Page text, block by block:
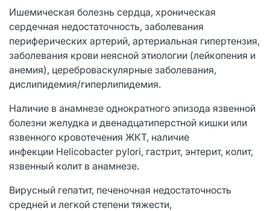
Ишемическая болезнь сердца, хроническая
сердечная недостаточность, заболевания
периферических артерий, артериальная гипертензия,
заболевания крови неясной этиологии (лейкопения и
анемия), цереброваскулярные заболевания,
дислипидемия/гиперлипидемия.
Наличие в анамнезе однократного эпизода язвенной
болезни желудка и двенадцатиперстной кишки или
язвенного кровотечения ЖКТ, наличие
инфекции Helicobacter pylori, гастрит, энтерит, колит,
язвенный колит в анамнезе.
Вирусный гепатит, печеночная недостаточность
средней и легкой степени тяжести,